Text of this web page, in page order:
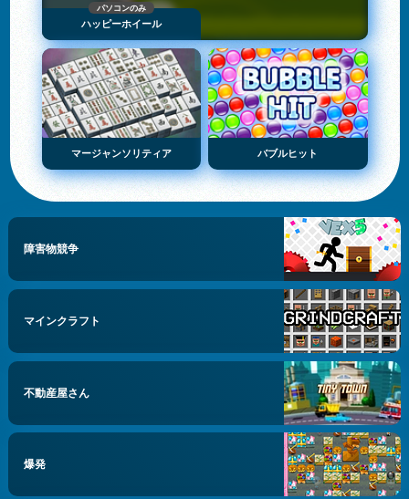
パソコンのみ
ハッピーホイール
マージャンソリティア バブルヒット
障害物競争
マインクラフト
不動産屋さん
爆発